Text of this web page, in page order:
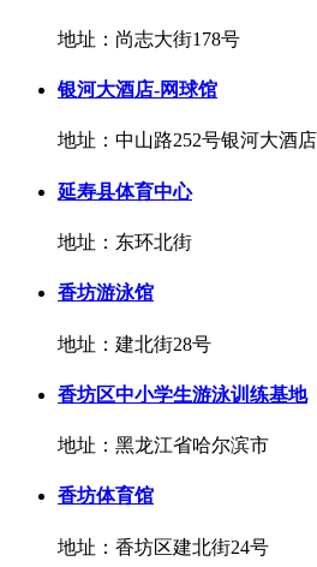
地址：尚志大街178号
银河大酒店-网球馆
地址：中山路252号银河大酒店
延寿县体育中心
地址：东环北街
香坊游泳馆
地址：建北街28号
香坊区中小学生游泳训练基地
地址：黑龙江省哈尔滨市
香坊体育馆
地址：香坊区建北街24号